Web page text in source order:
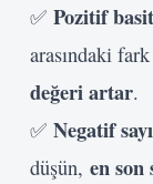
✅ Pozitif
arasındaki
değeri artar.
✅ Negatif
düşün, en son